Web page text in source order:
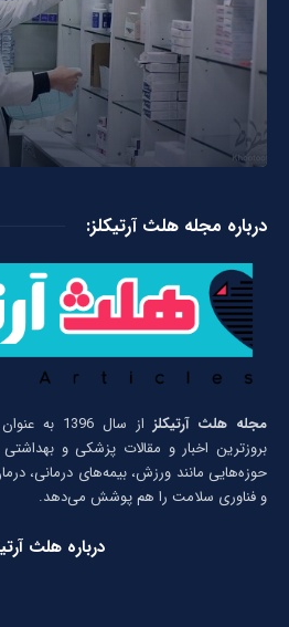
درباره مجله هلث آرتیکلز:
مجله هلث آرتیکلز
از سال
بروزترین اخبار و مقالات پزشکی و
حوزه‌هایی مانند ورزش، بیمه‌های درمانی،
و فناوری سلامت را هم پوشش می‌دهد.
درباره هلث